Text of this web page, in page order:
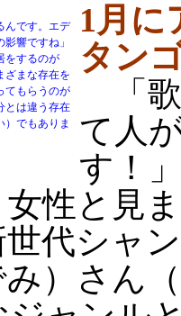
んです。エデ
響ですね」
をするのが
ざまな存在を
てもらうのが
とは違う存在
）でもありま
1月に
タン
「
て人
す！
性と見
代シャ
）さん